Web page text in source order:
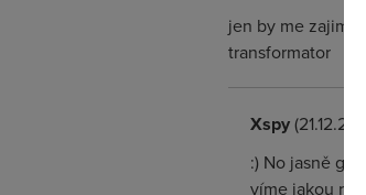
jen by me
transformator
Xspy
:) No jasně
víme jakou